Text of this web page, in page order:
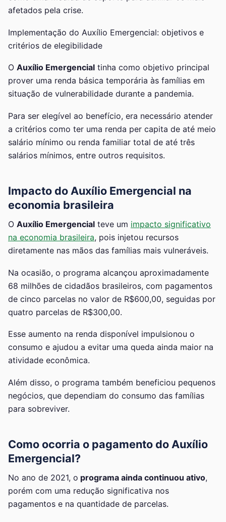
afetados pela crise.
Implementação do Auxílio Emergencial: objetivos e
critérios de elegibilidade
O Auxílio Emergencial tinha como objetivo principal
prover uma renda básica temporária às famílias em
situação de vulnerabilidade durante a pandemia.
Para ser elegível ao benefício, era necessário atender
a critérios como ter uma renda per capita de até meio
salário mínimo ou renda familiar total de até três
salários mínimos, entre outros requisitos.
Impacto do Auxílio Emergencial na
economia brasileira
O Auxílio Emergencial teve um impacto significativo
na economia brasileira, pois injetou recursos
diretamente nas mãos das famílias mais vulneráveis.
Na ocasião, o programa alcançou aproximadamente
68 milhões de cidadãos brasileiros, com pagamentos
de cinco parcelas no valor de R$600,00, seguidas por
quatro parcelas de R$300,00.
Esse aumento na renda disponível impulsionou o
consumo e ajudou a evitar uma queda ainda maior na
atividade econômica.
Além disso, o programa também beneficiou pequenos
negócios, que dependiam do consumo das famílias
para sobreviver.
Como ocorria o pagamento do Auxílio
Emergencial?
No ano de 2021, o programa ainda continuou ativo,
porém com uma redução significativa nos
pagamentos e na quantidade de parcelas.